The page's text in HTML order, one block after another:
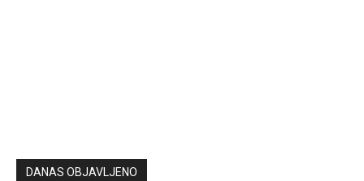
DANAS OBJAVLJENO